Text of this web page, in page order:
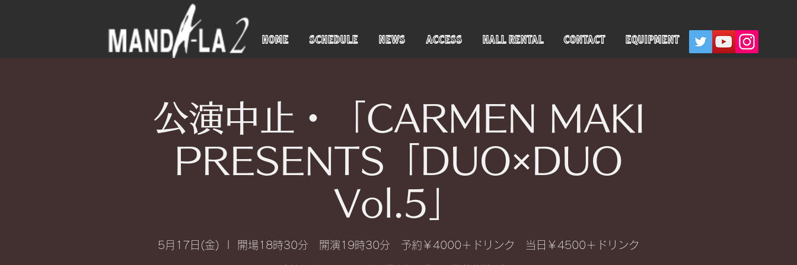
HOME SCHEDULE NEWS ACCESS HALL RENTAL CONTACT EQUIPMENT
公演中止・「CARMEN MAKI
PRESENTS「DUO×DUO
Vol.5」
5月17日(金) 開場18時30分 開演19時30分 予約￥4000＋ドリンク 当日￥4500＋ドリンク